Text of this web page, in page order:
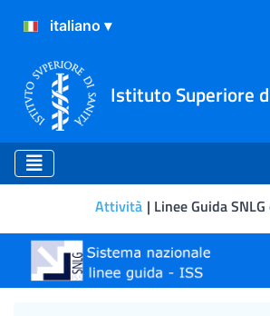
Istituto Superiore
Attività Linee Guida